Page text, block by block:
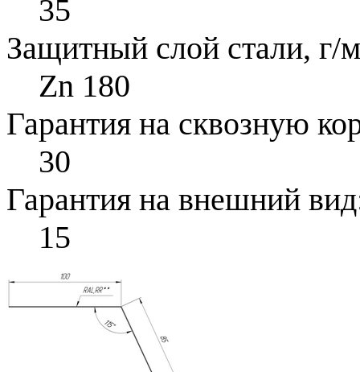
35
Защитный слой стали, г/
Zn 180
Гарантия на сквозную
30
Гарантия на внешний
15